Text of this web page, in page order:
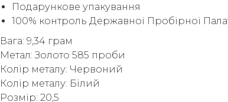
Подарункове упакування
100% контроль Державної Пробірної
Вага: 9,34 грам
Метал: Золото 585 проби
Колір металу: Червоний
Колір металу: Білий
Розмір: 20,5